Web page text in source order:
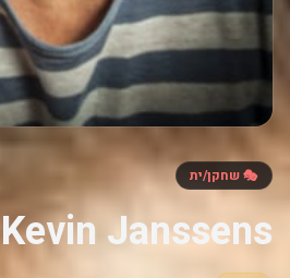
🎭 שחקן/ית
Kevin Janssens